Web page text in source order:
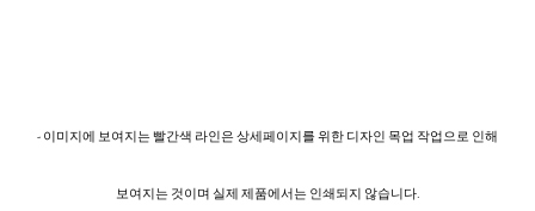
- 이미지에 보여지는 빨간색 라인은 상세페이지를 위한 디자인 목업 작업으로 인해
보여지는 것이며 실제 제품에서는 인쇄되지 않습니다.